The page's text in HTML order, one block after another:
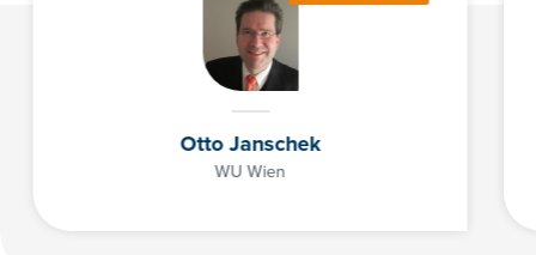
Otto Janschek
WU Wien